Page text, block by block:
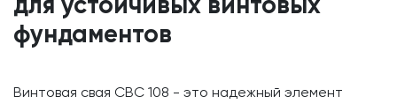
фундаментов
Винтовая свая СВС 108 - это надежный элемент